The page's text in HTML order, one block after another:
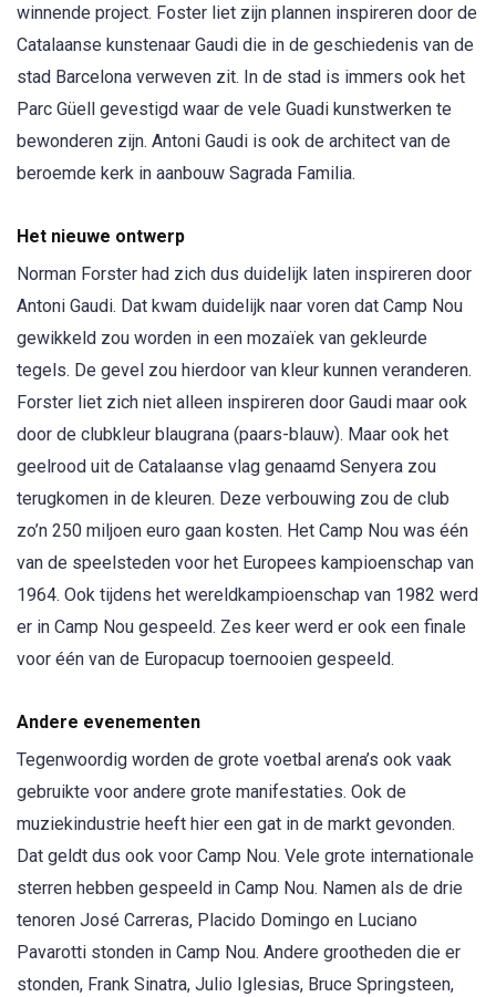
winnende project. Foster liet zijn plannen inspireren door de
Catalaanse kunstenaar Gaudi die in de geschiedenis van de
stad Barcelona verweven zit. In de stad is immers ook het
Parc Güell gevestigd waar de vele Guadi kunstwerken te
bewonderen zijn. Antoni Gaudi is ook de architect van de
beroemde kerk in aanbouw Sagrada Familia.
Het nieuwe ontwerp
Norman Forster had zich dus duidelijk laten inspireren door
Antoni Gaudi. Dat kwam duidelijk naar voren dat Camp Nou
gewikkeld zou worden in een mozaïek van gekleurde
tegels. De gevel zou hierdoor van kleur kunnen veranderen.
Forster liet zich niet alleen inspireren door Gaudi maar ook
door de clubkleur blaugrana (paars-blauw). Maar ook het
geelrood uit de Catalaanse vlag genaamd Senyera zou
terugkomen in de kleuren. Deze verbouwing zou de club
zo’n 250 miljoen euro gaan kosten. Het Camp Nou was één
van de speelsteden voor het Europees kampioenschap van
1964. Ook tijdens het wereldkampioenschap van 1982 werd
er in Camp Nou gespeeld. Zes keer werd er ook een finale
voor één van de Europacup toernooien gespeeld.
Andere evenementen
Tegenwoordig worden de grote voetbal arena’s ook vaak
gebruikte voor andere grote manifestaties. Ook de
muziekindustrie heeft hier een gat in de markt gevonden.
Dat geldt dus ook voor Camp Nou. Vele grote internationale
sterren hebben gespeeld in Camp Nou. Namen als de drie
tenoren José Carreras, Placido Domingo en Luciano
Pavarotti stonden in Camp Nou. Andere grootheden die er
stonden, Frank Sinatra, Julio Iglesias, Bruce Springsteen,